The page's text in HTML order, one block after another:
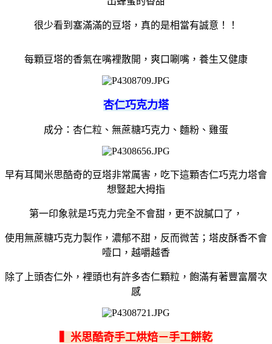
很少看到塞滿滿的豆塔，真的是相當有誠意！！
每顆豆塔的香氣在嘴裡散開，爽口唰嘴，養生又健康
杏仁巧克力塔
成分：杏仁粒、無蔗糖巧克力、麵粉、雞蛋
早有耳聞米思酷奇的豆塔非常厲害，吃下這顆杏仁巧克力塔會
想豎起大拇指
第一印象就是巧克力完全不會甜，更不說膩口了，
使用無蔗糖巧克力製作，濃郁不甜，反而微苦；塔皮酥香不會
噎口，越嚼越香
除了上頭杏仁外，裡頭也有許多杏仁顆粒，飽滿有著豐富層次
感
▍米思酷奇手工烘焙－手工餅乾